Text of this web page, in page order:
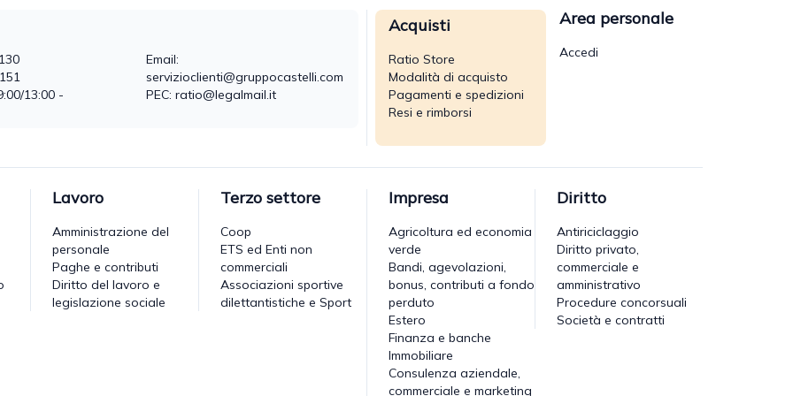
13:00 -
Email:
servizioclienti@gruppocastelli.com
PEC: ratio@legalmail.it
Acquisti
Ratio Store
Modalità di acquisto
Pagamenti e spedizioni
Resi e rimborsi
Area personale
Accedi
Lavoro
Amministrazione del
personale
Paghe e contributi
Diritto del lavoro e
legislazione sociale
Terzo settore
Coop
ETS ed Enti non
commerciali
Associazioni sportive
dilettantistiche e Sport
Impresa
Agricoltura ed economia
verde
Bandi, agevolazioni,
bonus, contributi a fondo
perduto
Estero
Finanza e banche
Immobiliare
Consulenza aziendale,
commerciale e marketing
Diritto
Antiriciclaggio
Diritto privato,
commerciale e
amministrativo
Procedure concorsuali
Società e contratti